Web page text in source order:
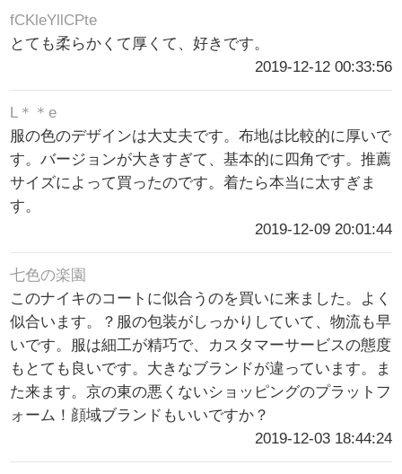
fCKleYllCPte
とても柔らかくて厚くて、好きです。
2019-12-12 00:33:56
L＊＊e
服の色のデザインは大丈夫です。布地は比較的に厚いで
す。バージョンが大きすぎて、基本的に四角です。推薦
サイズによって買ったのです。着たら本当に太すぎま
す。
2019-12-09 20:01:44
七色の楽園
このナイキのコートに似合うのを買いに来ました。よく
似合います。？服の包装がしっかりしていて、物流も早
いです。服は細工が精巧で、カスタマーサービスの態度
もとても良いです。大きなブランドが違っています。ま
た来ます。京の東の悪くないショッピングのプラットフ
ォーム！顔域ブランドもいいですか？
2019-12-03 18:44:24